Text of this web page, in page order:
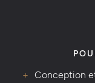
Conception